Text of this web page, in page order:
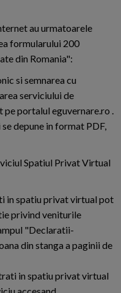
au urmatoarele
formularului 200
din Romania":
si semnarea cu
serviciului de
portalul eguvernare.ro .
depune in format PDF,
Spatiul Privat Virtual
in spatiu privat virtual pot
privind veniturile
"Declaratii-
din stanga a paginii de
in spatiu privat virtual